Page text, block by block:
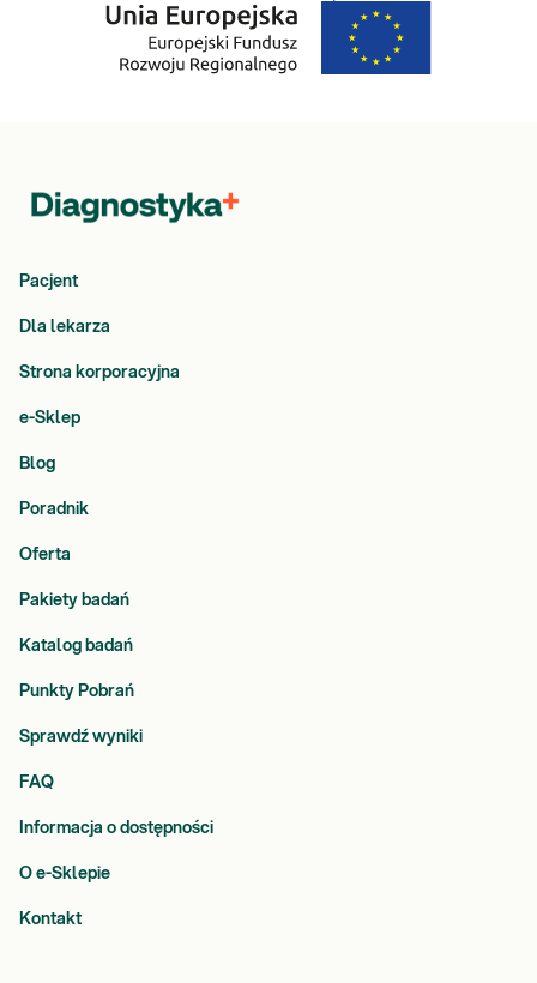
Pacjent
Dla lekarza
Strona korporacyjna
e-Sklep
Blog
Poradnik
Oferta
Pakiety badań
Katalog badań
Punkty Pobrań
Sprawdź wyniki
FAQ
Informacja o dostępności
O e-Sklepie
Kontakt